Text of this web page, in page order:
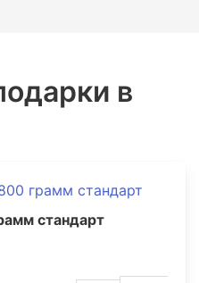
в
стандарт